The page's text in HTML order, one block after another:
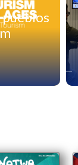
pueblos